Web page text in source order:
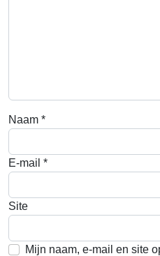
Naam *
E-mail *
Site
Mijn naam, e-mail en site